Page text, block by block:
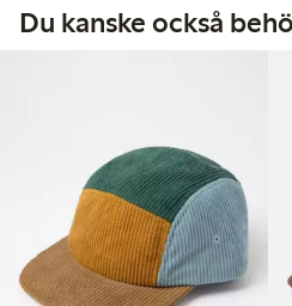
Du kanske också